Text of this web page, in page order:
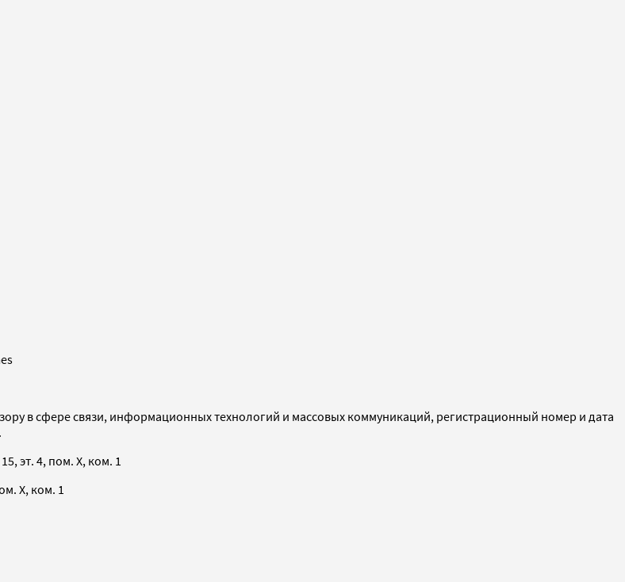
в сфере связи, информационных технологий и массовых коммуникаций, регистрационный номер и дата
эт. 4, пом. X, ком. 1
X, ком. 1